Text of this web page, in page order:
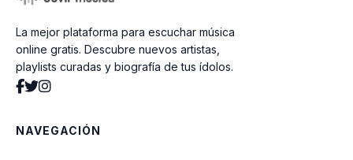
Superacao Digital
La mejor plataforma para escuchar música
online gratis. Descubre nuevos artistas,
playlists curadas y biografía de tus ídolos.
NAVEGACIÓN